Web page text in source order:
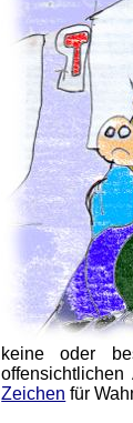
keine oder
Zeichen für